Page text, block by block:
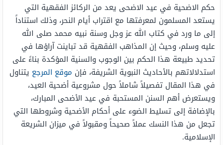
حكم الاضحية في عيد الاضحى يعد من الركائز الفقهية التي
يستعد المسلمون لمعرفتها مع اقتراب أيام النحر، وذلك استناداً
إلى ما ورد في كتاب الله عز وجل وسنة نبيه محمد صلى الله
عليه وسلم، وحيث إن المذاهب الفقهية قد تباينت آراؤها في
تحديد طبيعة هذا الحكم بين الوجوب والسنية المؤكدة بناءً على
استدلالاتهم بالأحاديث النبوية الشريفة، فإن موقع المرجع يتناول
في هذا المقال تفصيلاً شاملاً حول مشروعية أضحية العيد،
ويستعرض أهم السنن المستحبة في عيد الأضحى المبارك،
بالإضافة إلى تسليط الضوء على أحكام الأضحية وشروطها التي
تجعل من هذا النسك عملاً صحيحاً ومقبولاً في ميزان الشريعة
الإسلامية.